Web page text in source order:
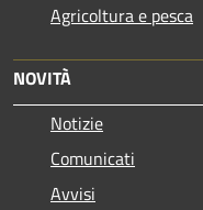
Agricoltura e pesca
NOVITÀ
Notizie
Comunicati
Avvisi